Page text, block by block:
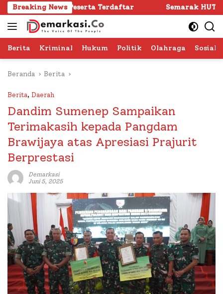
Langsung
ke
konten
Breaking News
Peserta Terdaftar Semarak HUT RI ke -81 di
Berita Kriminal Hukum Politik Olahraga Sosial
Beranda Berita
Berita, Daerah
Dandim Sumenep Sampaikan
Terimakasih kepada Pangdam
Brawijaya atas Apresiasi Prajurit
Berprestasi
Demarkasi
Juni 5, 2025